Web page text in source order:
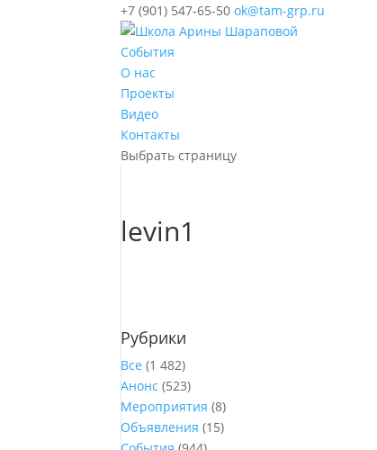
+7 (901) 547-65-50 ok@tam-grp.ru
События
О нас
Проекты
Видео
Контакты
Выбрать страницу
levin1
Рубрики
Все (1 482)
Анонс (523)
Мероприятия (8)
Объявления (15)